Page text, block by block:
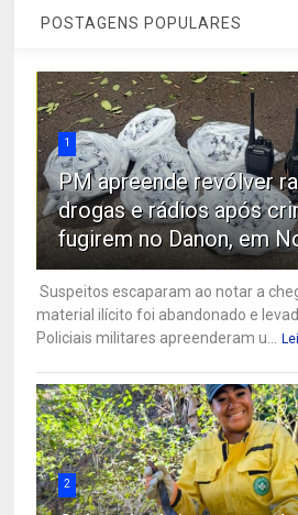
POSTAGENS POPULARES
1
PM apreende revólver
drogas e rádios após
fugirem no Danon, em
Suspeitos escaparam ao notar a
material ilícito foi abandonado e
Policiais militares apreenderam u...
2